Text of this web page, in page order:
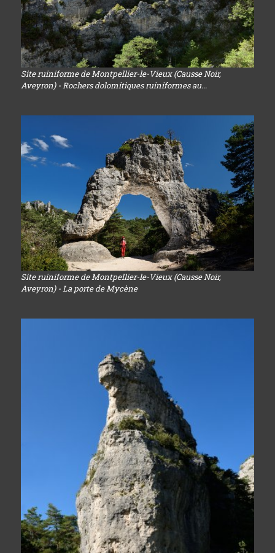
Site ruiniforme de Montpellier-le-Vieux (Causse Noir,
Aveyron) - Rochers dolomitiques ruiniformes au...
Site ruiniforme de Montpellier-le-Vieux (Causse Noir,
Aveyron) - La porte de Mycène